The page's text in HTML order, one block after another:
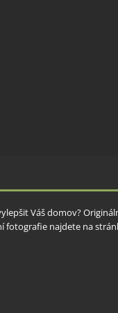
Váš domov?
fotografie najdete na